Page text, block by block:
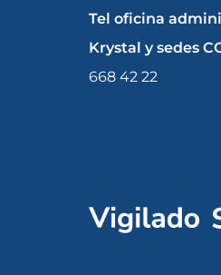
Tel oficina
Krystal y sedes
668 42 22